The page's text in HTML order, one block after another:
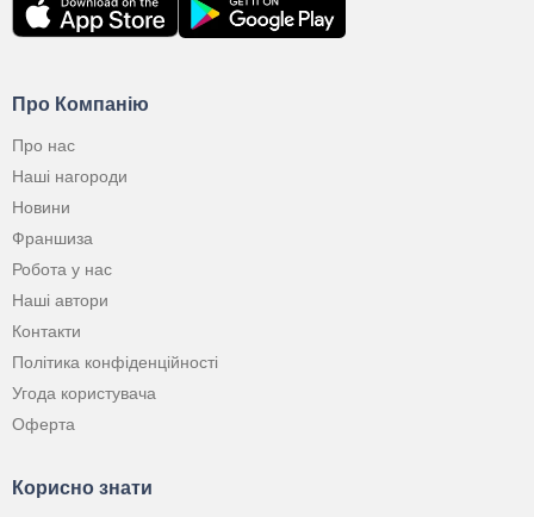
Про Компанію
Про нас
Наші нагороди
Новини
Франшиза
Робота у нас
Наші автори
Контакти
Політика конфіденційності
Угода користувача
Оферта
Корисно знати